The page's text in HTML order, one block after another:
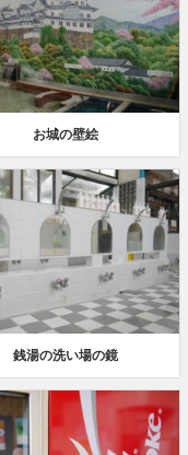
お城の壁絵
銭湯の洗い場の鏡